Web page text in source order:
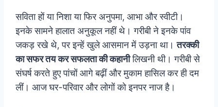
सविता हों या निशा या फिर अनुपमा, आभा और स्वीटी।
इनके सामने हालात अनुकूल नहीं थे। गरीबी ने इनके पांव
जकड़ रखे थे, पर इन्हें खुले आसमान में उड़ना था।तरक्की
का सफर तय कर सफलता की कहानीलिखनी थी। गरीबी से
संघर्ष करते हुए पांचों आगे बढ़ीं और मुकाम हासिल कर ही दम
लीं। आज घर-परिवार और लोगों को इनपर नाज है।